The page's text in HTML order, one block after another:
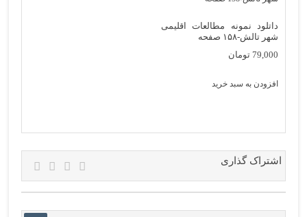
داتلود نمونه مطالعات اقلیمی
شهر تالش-۱۵۸ صفحه
79,000 تومان
افزودن به سبد خرید
اشتراک گذاری